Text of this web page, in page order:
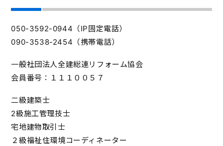
050-3592-0944（IP固定電話）
090-3538-2454（携帯電話）
一般社団法人全建総連リフォーム協会
会員番号：１１１００５７
二級建築士
2級施工管理技士
宅地建物取引士
２級福祉住環境コーディネーター